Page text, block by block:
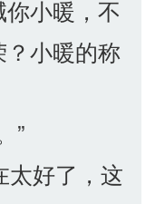
小暖，不
小暖的称
”
好了，这